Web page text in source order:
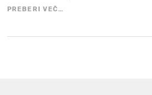
PREBERI VEČ…